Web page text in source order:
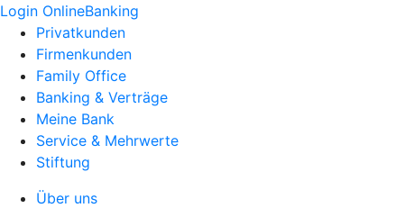
Login OnlineBanking
Privatkunden
Firmenkunden
Family Office
Banking & Verträge
Meine Bank
Service & Mehrwerte
Stiftung
Über uns